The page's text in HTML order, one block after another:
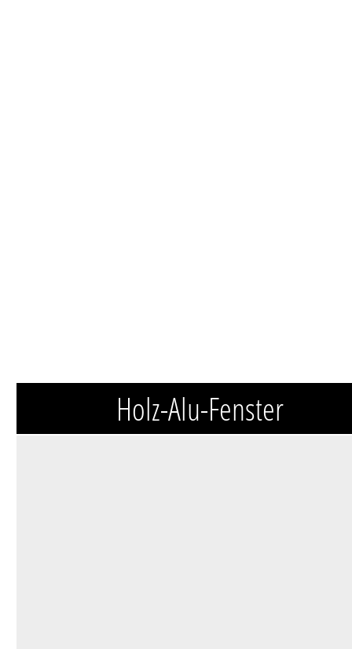
Holz-Alu-Fenster